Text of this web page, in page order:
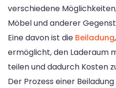
verschiedene
Möbel und anderer
Eine davon ist die Beiladung
ermöglicht, den Laderaum
teilen und dadurch Kosten
Der Prozess einer